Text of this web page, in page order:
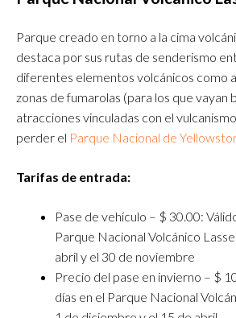
Parque creado en torno a la cima
destaca por sus rutas de senderismo
diferentes elementos volcánicos como
zonas de fumarolas (para los que vayan
atracciones vinculadas con el
perder el Parque Nacional de
Tarifas de entrada:
Pase de vehículo – $ 30.00:
Parque Nacional Volcánico
abril y el 30 de noviembre
Precio del pase en invierno – $
días en el Parque Nacional